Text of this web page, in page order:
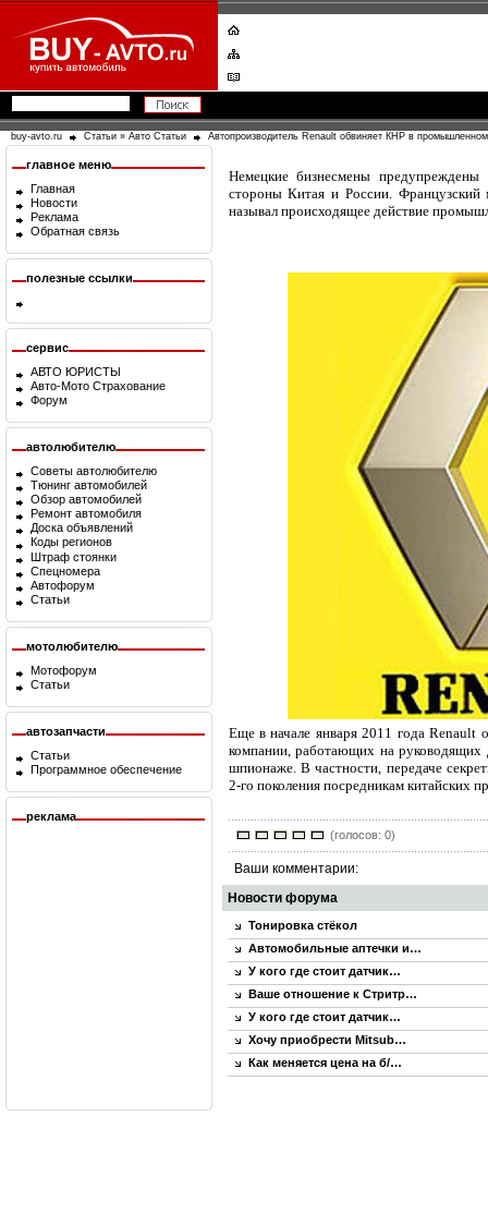
buy-avto.ru Статьи » Авто Статьи Автопроизводитель Renault обвиняет КНР в
главное меню
Главная
Новости
Реклама
Обратная связь
полезные ссылки
сервис
АВТО ЮРИСТЫ
Авто-Мото Страхование
Форум
автолюбителю
Советы автолюбителю
Тюнинг автомобилей
Обзор автомобилей
Ремонт автомобиля
Доска объявлений
Коды регионов
Штраф стоянки
Спецномера
Автофорум
Статьи
мотолюбителю
Мотофорум
Статьи
автозапчасти
Статьи
Программное обеспечение
реклама
Немецкие бизнесмены
стороны Китая и России.
называл происходящее действие
Еще в начале января 2011 года Renault
компании, работающих на
шпионаже. В частности, передаче
2-го поколения посредникам китайских
(голосов: 0)
Ваши комментарии:
Новости форума
Тонировка стёкол
Автомобильные аптечки и…
У кого где стоит датчик…
Ваше отношение к Стритр…
У кого где стоит датчик…
Хочу приобрести Mitsub…
Как меняется цена на б/…